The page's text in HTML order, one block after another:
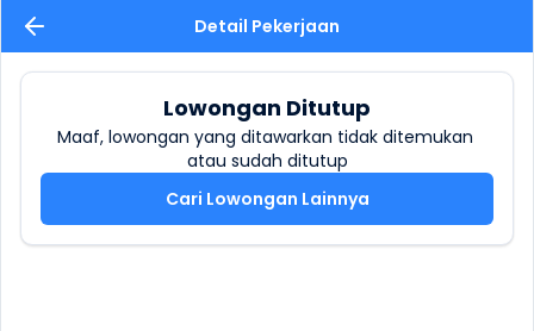
Detail Pekerjaan
Lowongan Ditutup
Maaf, lowongan yang ditawarkan tidak ditemukan
atau sudah ditutup
Cari Lowongan Lainnya